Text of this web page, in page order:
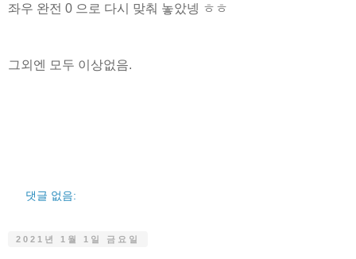
좌우 완전 0 으로 다시 맞춰 놓았넹 ㅎㅎ
그외엔 모두 이상없음.
댓글 없음:
2021년 1월 1일 금요일